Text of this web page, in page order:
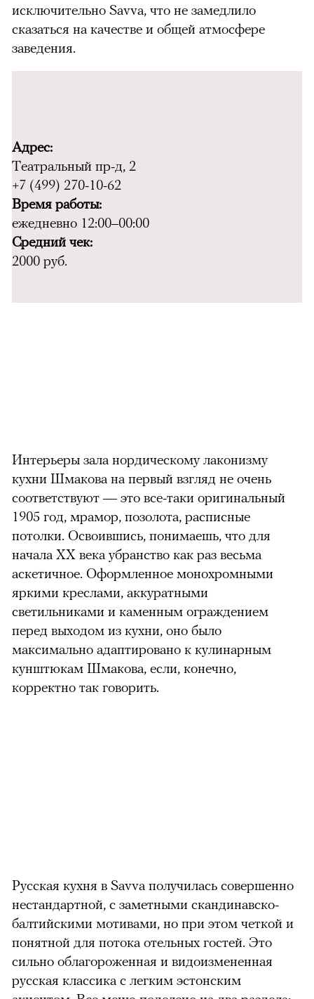
исключительно Savva, что не замедлило
сказаться на качестве и общей атмосфере
заведения.
Адрес:
Театральный пр-д, 2
+7 (499) 270-10-62
Время работы:
ежедневно 12:00–00:00
Средний чек:
2000 руб.
00:00/00:00
Интерьеры зала нордическому лаконизму
кухни Шмакова на первый взгляд не очень
соответствуют — это все-таки оригинальный
1905 год, мрамор, позолота, расписные
потолки. Освоившись, понимаешь, что для
начала ХХ века убранство как раз весьма
аскетичное. Оформленное монохромными
яркими креслами, аккуратными
светильниками и каменным ограждением
перед выходом из кухни, оно было
максимально адаптировано к кулинарным
кунштюкам Шмакова, если, конечно,
корректно так говорить.
Русская кухня в Savvа получилась совершенно
нестандартной, с заметными скандинавско-
балтийскими мотивами, но при этом четкой и
понятной для потока отельных гостей. Это
сильно облагороженная и видоизмененная
русская классика с легким эстонским